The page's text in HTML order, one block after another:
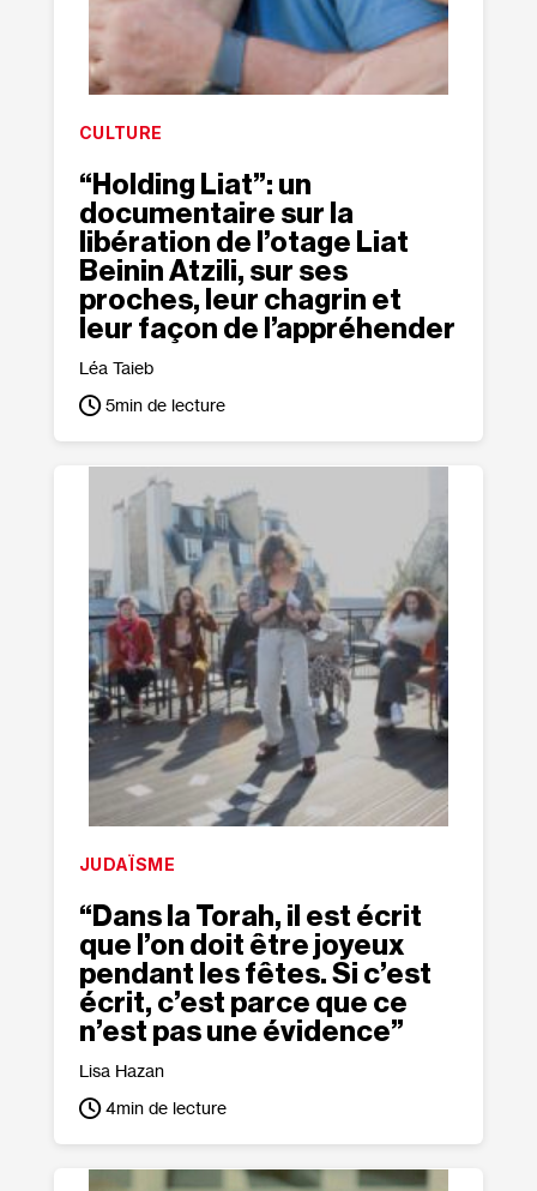
CULTURE
“Holding Liat”: un
documentaire sur la
libération de l’otage Liat
Beinin Atzili, sur ses
proches, leur chagrin et
leur façon de l’appréhender
Léa Taieb
5min de lecture
JUDAÏSME
“Dans la Torah, il est écrit
que l’on doit être joyeux
pendant les fêtes. Si c’est
écrit, c’est parce que ce
n’est pas une évidence”
Lisa Hazan
4min de lecture